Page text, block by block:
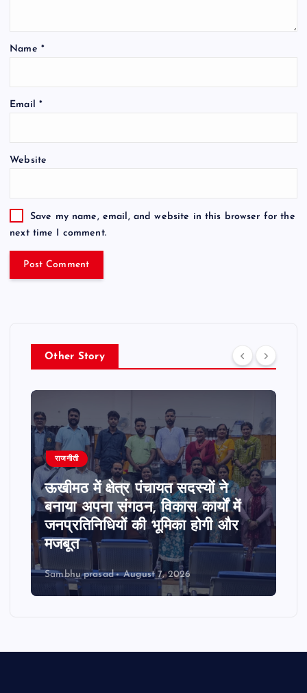
Name *
Email *
Website
Save my name, email, and website in this browser for the
next time I comment.
Other Story
राजनीती
ऊखीमठ में क्षेत्र पंचायत सदस्यों ने
बनाया अपना संगठन, विकास कार्यों में
जनप्रतिनिधियों की भूमिका होगी और
मजबूत
Sambhu prasad August 7, 2026